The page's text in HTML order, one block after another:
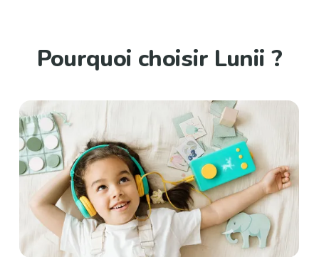
Pourquoi choisir Lunii ?